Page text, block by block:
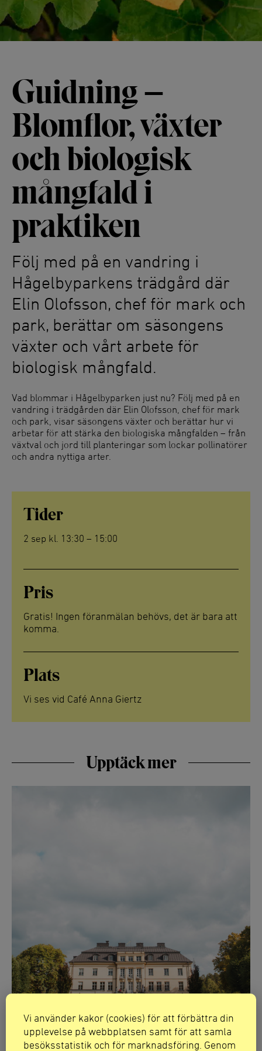
Guidning –
Blomflor, växter
och biologisk
mångfald i
praktiken
Följ med på en vandring i
Hågelbyparkens trädgård där
Elin Olofsson, chef för mark och
park, berättar om säsongens
växter och vårt arbete för
biologisk mångfald.
Vad blommar i Hågelbyparken just nu? Följ med på en
vandring i trädgården där Elin Olofsson, chef för mark
och park, visar säsongens växter och berättar hur vi
arbetar för att stärka den biologiska mångfalden – från
växtval och jord till planteringar som lockar pollinatörer
och andra nyttiga arter.
Tider
2 sep kl. 13:30 – 15:00
Pris
Gratis! Ingen föranmälan behövs, det är bara att
komma.
Plats
Vi ses vid Café Anna Giertz
Upptäck mer
Vi använder kakor (cookies) för att förbättra din
upplevelse på webbplatsen samt för att samla
besöksstatistik och för marknadsföring. Genom